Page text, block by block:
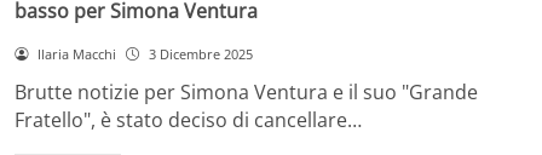
basso per Simona Ventura
Ilaria Macchi 3 Dicembre 2025
Brutte notizie per Simona Ventura e il suo "Grande
Fratello", è stato deciso di cancellare…